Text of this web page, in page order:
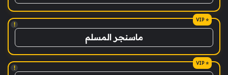
!
ماسنجر المسلم
!